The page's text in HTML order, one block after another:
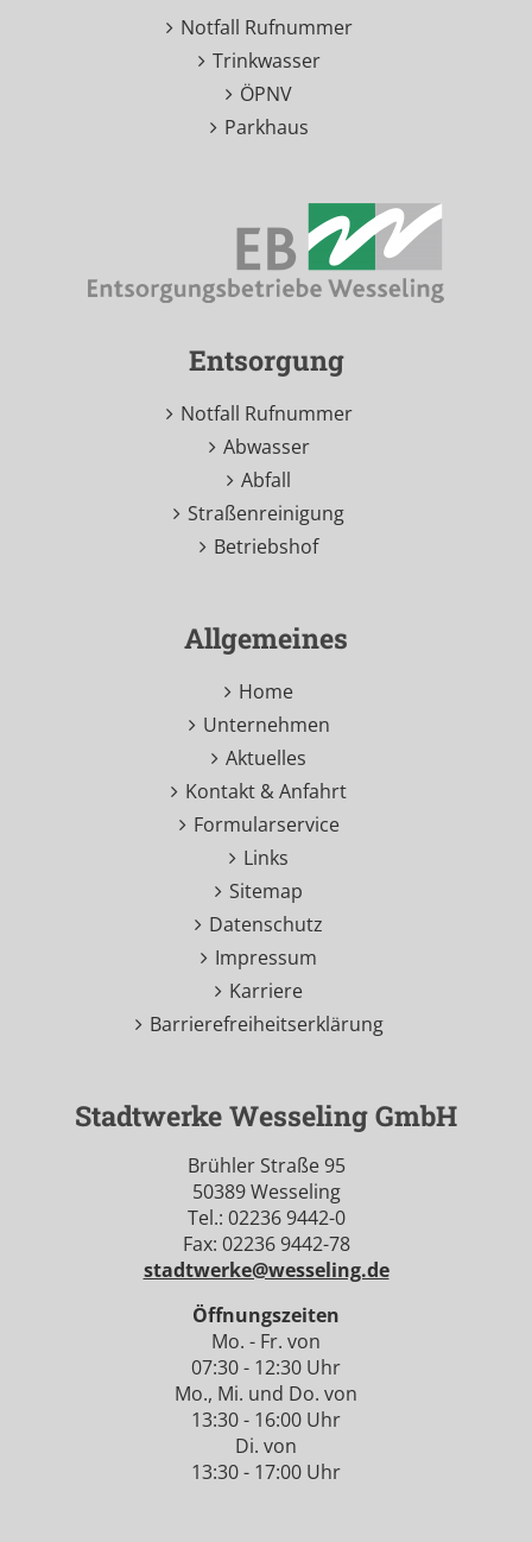
Notfall Rufnummer
Trinkwasser
ÖPNV
Parkhaus
Entsorgung
Notfall Rufnummer
Abwasser
Abfall
Straßenreinigung
Betriebshof
Allgemeines
Home
Unternehmen
Aktuelles
Kontakt & Anfahrt
Formularservice
Links
Sitemap
Datenschutz
Impressum
Karriere
Barrierefreiheitserklärung
Stadtwerke Wesseling GmbH
Brühler Straße 95
50389 Wesseling
Tel.: 02236 9442-0
Fax: 02236 9442-78
stadtwerke@wesseling.de
Öffnungszeiten
Mo. - Fr. von
07:30 - 12:30 Uhr
Mo., Mi. und Do. von
13:30 - 16:00 Uhr
Di. von
13:30 - 17:00 Uhr